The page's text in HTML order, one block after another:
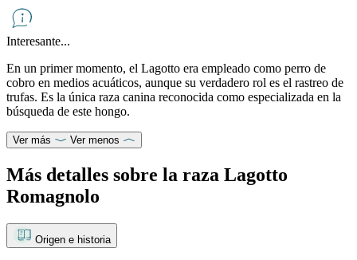
Interesante...
En un primer momento, el Lagotto era empleado como perro de
cobro en medios acuáticos, aunque su verdadero rol es el rastreo de
trufas. Es la única raza canina reconocida como especializada en la
búsqueda de este hongo.
Ver más Ver menos
Más detalles sobre la raza Lagotto
Romagnolo
Origen e historia